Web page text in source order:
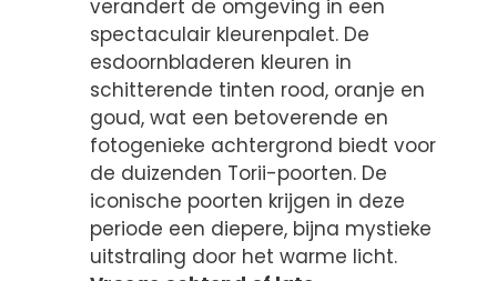
verandert de omgeving in een
spectaculair kleurenpalet. De
esdoornbladeren kleuren in
schitterende tinten rood, oranje en
goud, wat een betoverende en
fotogenieke achtergrond biedt voor
de duizenden Torii-poorten. De
iconische poorten krijgen in deze
periode een diepere, bijna mystieke
uitstraling door het warme licht.